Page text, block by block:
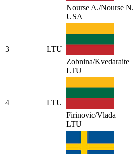
Nourse A./Nourse N.
USA
3
LTU
Zobnina/Kvedaraite
LTU
4
LTU
Firinovic/Vlada
LTU